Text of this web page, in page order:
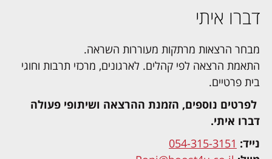
דברו איתי
מבחר הרצאות מרתקות מעוררות השראה.
התאמת הרצאה לפי קהלים. לארגונים, מרכזי תרבות וחוגי
בית פרטיים.
לפרטים נוספים, הזמנת ההרצאה ושיתופי פעולה
דברו איתי.
נייד: 054-315-3151